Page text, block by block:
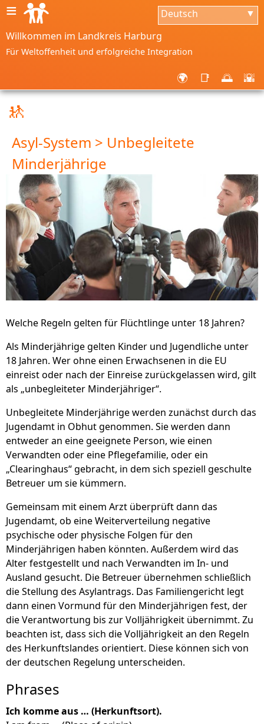
≡ Deutsch ▼
Willkommen im Landkreis Harburg
Für Weltoffenheit und erfolgreiche Integration
🌍 📑 🌅 🌇
🚸
Asyl-System > Unbegleitete
Minderjährige
Welche Regeln gelten für Flüchtlinge unter 18 Jahren?
Als Minderjährige gelten Kinder und Jugendliche unter
18 Jahren. Wer ohne einen Erwachsenen in die EU
einreist oder nach der Einreise zurückgelassen wird, gilt
als „unbegleiteter Minderjähriger“.
Unbegleitete Minderjährige werden zunächst durch das
Jugendamt in Obhut genommen. Sie werden dann
entweder an eine geeignete Person, wie einen
Verwandten oder eine Pflegefamilie, oder ein
„Clearinghaus“ gebracht, in dem sich speziell geschulte
Betreuer um sie kümmern.
Gemeinsam mit einem Arzt überprüft dann das
Jugendamt, ob eine Weiterverteilung negative
psychische oder physische Folgen für den
Minderjährigen haben könnten. Außerdem wird das
Alter festgestellt und nach Verwandten im In- und
Ausland gesucht. Die Betreuer übernehmen schließlich
die Stellung des Asylantrags. Das Familiengericht legt
dann einen Vormund für den Minderjährigen fest, der
die Verantwortung bis zur Volljährigkeit übernimmt. Zu
beachten ist, dass sich die Volljährigkeit an den Regeln
des Herkunftslandes orientiert. Diese können sich von
der deutschen Regelung unterscheiden.
Phrases
Ich komme aus … (Herkunftsort).